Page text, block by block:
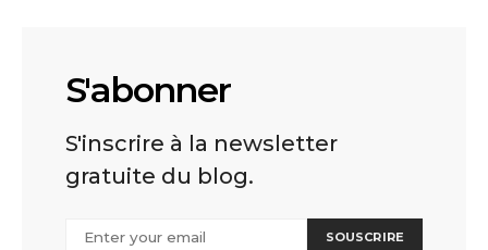
S'abonner
S'inscrire à la newsletter
gratuite du blog.
SOUSCRIRE